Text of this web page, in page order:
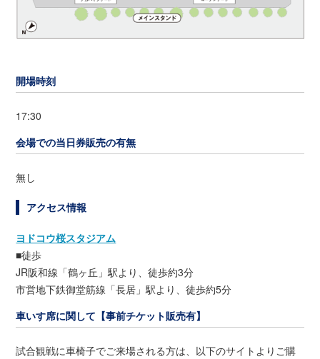
開場時刻
17:30
会場での当日券販売の有無
無し
アクセス情報
ヨドコウ桜スタジアム
■徒歩
JR阪和線「鶴ヶ丘」駅より、徒歩約3分
市営地下鉄御堂筋線「長居」駅より、徒歩約5分
車いす席に関して【事前チケット販売有】
試合観戦に車椅子でご来場される方は、以下のサイトよりご購